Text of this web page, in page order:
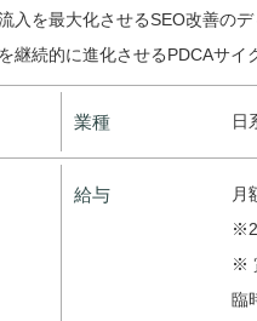
入を最大化させるSEO改善の
継続的に進化させるPDCAサイ
業種 日
給与
月
※
臨